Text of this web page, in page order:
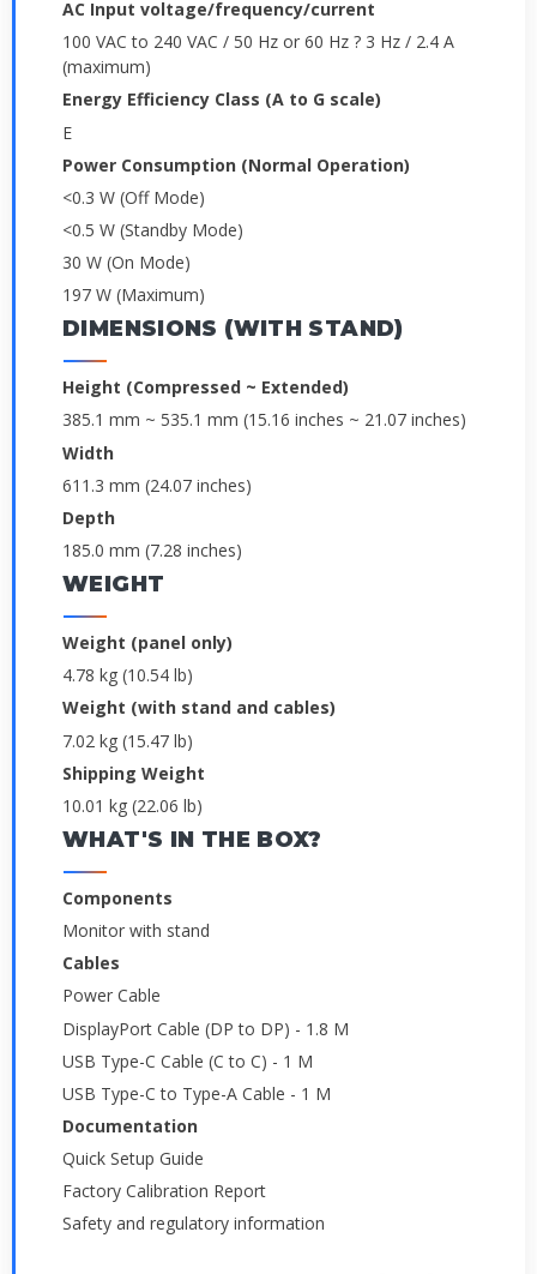
AC Input voltage/frequency/current
100 VAC to 240 VAC / 50 Hz or 60 Hz ? 3 Hz / 2.4 A
(maximum)
Energy Efficiency Class (A to G scale)
E
Power Consumption (Normal Operation)
<0.3 W (Off Mode)
<0.5 W (Standby Mode)
30 W (On Mode)
197 W (Maximum)
DIMENSIONS (WITH STAND)
Height (Compressed ~ Extended)
385.1 mm ~ 535.1 mm (15.16 inches ~ 21.07 inches)
Width
611.3 mm (24.07 inches)
Depth
185.0 mm (7.28 inches)
WEIGHT
Weight (panel only)
4.78 kg (10.54 lb)
Weight (with stand and cables)
7.02 kg (15.47 lb)
Shipping Weight
10.01 kg (22.06 lb)
WHAT'S IN THE BOX?
Components
Monitor with stand
Cables
Power Cable
DisplayPort Cable (DP to DP) - 1.8 M
USB Type-C Cable (C to C) - 1 M
USB Type-C to Type-A Cable - 1 M
Documentation
Quick Setup Guide
Factory Calibration Report
Safety and regulatory information